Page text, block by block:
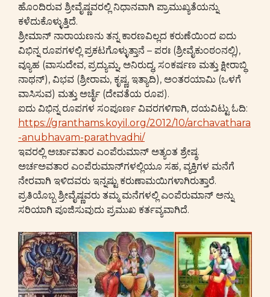
ಹೊಂದಿರುವ ಶ್ರೀವೈಷ್ಣವರಲ್ಲಿ ನಿಧಾನವಾಗಿ ಪ್ರಾಮುಖ್ಯತೆಯನ್ನು
ಕಳೆದುಕೊಳ್ಳುತ್ತಿದೆ.
ಶ್ರೀಮಾನ್ ನಾರಾಯಣನು ತನ್ನ ಕಾರಣವಿಲ್ಲದ ಕರುಣೆಯಿಂದ ಐದು
ವಿಭಿನ್ನ ರೂಪಗಳಲ್ಲಿ ಪ್ರಕಟಗೊಳ್ಳುತ್ತಾನೆ – ಪರಃ (ಶ್ರೀವೈಕುಂಠಂನಲ್ಲಿ),
ವ್ಯೂಹ (ವಾಸುದೇವ, ಪ್ರದ್ಯುಮ್ನ, ಅನಿರುದ್ಧ, ಸಂಕರ್ಷಣ ಮತ್ತು ಕ್ಷೀರಾಬ್ಧಿ
ನಾಥನ್), ವಿಭವ (ಶ್ರೀರಾಮ, ಕೃಷ್ಣ, ಇತ್ಯಾದಿ), ಅಂತರಯಾಮಿ (ಒಳಗೆ
ವಾಸಿಸುವ) ಮತ್ತು ಅರ್ಚೈ (ದೇವತೆಯ ರೂಪ).
ಐದು ವಿಭಿನ್ನ ರೂಪಗಳ ಸಂಪೂರ್ಣ ವಿವರಗಳಿಗಾಗಿ, ದಯವಿಟ್ಟು ಓದಿ:
https://granthams.koyil.org/2012/10/archavathara
-anubhavam-parathvadhi/
ಇವರಲ್ಲಿ ಅರ್ಚಾವತಾರ ಎಂಪೆರುಮಾನ್ ಅತ್ಯಂತ ಶ್ರೇಷ್ಠ.
ಅರ್ಚಅವತಾರ ಎಂಪೆರುಮಾನ್‌ಗಳಲ್ಲಿಯೂ ಸಹ, ವ್ಯಕ್ತಿಗಳ ಮನೆಗೆ
ನೇರವಾಗಿ ಇಳಿದವರು ಇನ್ನಷ್ಟು ಕರುಣಾಮಯಿಗಳಾಗಿರುತ್ತಾರೆ.
ಪ್ರತಿಯೊಬ್ಬ ಶ್ರೀವೈಷ್ಣವರು ತಮ್ಮ ಮನೆಗಳಲ್ಲಿ ಎಂಪೆರುಮಾನ್ ಅನ್ನು
ಸರಿಯಾಗಿ ಪೂಜಿಸುವುದು ಪ್ರಮುಖ ಕರ್ತವ್ಯವಾಗಿದೆ.